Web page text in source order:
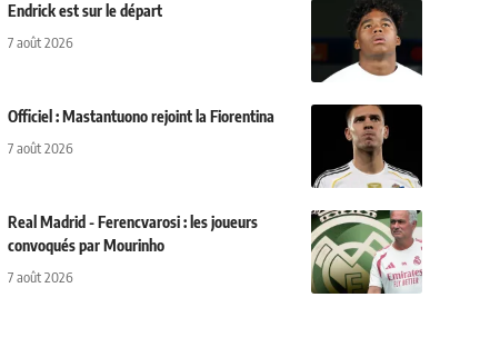
Endrick est sur le départ
7 août 2026
Officiel : Mastantuono rejoint la Fiorentina
7 août 2026
Real Madrid - Ferencvarosi : les joueurs
convoqués par Mourinho
7 août 2026